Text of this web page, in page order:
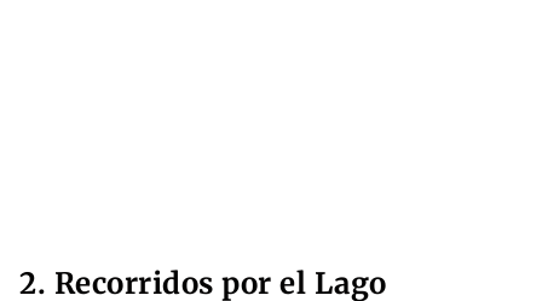
2. Recorridos por el Lago